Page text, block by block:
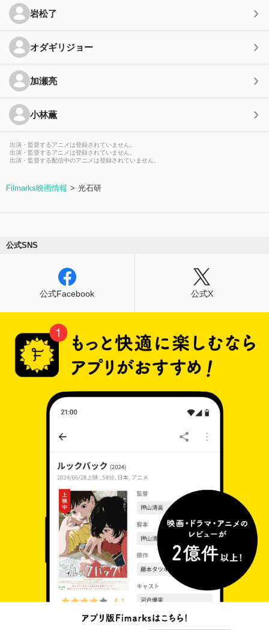
岩松了
オダギリジョー
加瀬亮
小林薫
出演・監督するアニメは登録されていません。
出演・監督するアニメは登録されていません。
出演・監督する配信中のアニメは登録されていません。
Filmarks映画情報 光石研
公式SNS
公式Facebook 公式X